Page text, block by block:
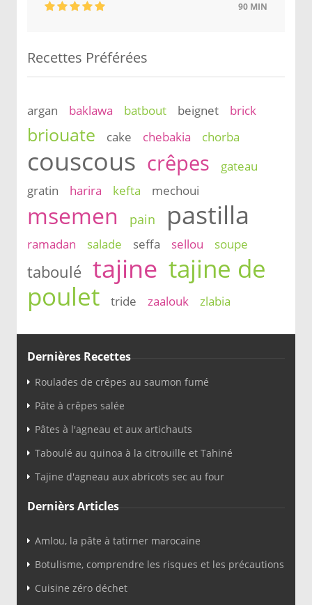
90 MIN
Recettes Préférées
argan baklawa batbout beignet brick
briouate cake chebakia chorba
couscous crêpes
gateau
gratin
harira kefta mechoui
msemen pain pastilla
ramadan salade seffa sellou soupe
taboulé tajine tajine de
poulet
tride zaalouk zlabia
Dernières Recettes
Roulades de crêpes au saumon fumé
Pâte à crêpes salée
Pâtes à l'agneau et aux artichauts
Taboulé au quinoa à la citrouille et Tahiné
Tajine d'agneau aux abricots sec au four
Dernièrs Articles
Amlou, la pâte à tatirner marocaine
Botulisme, comprendre les risques et les précautions
Cuisine zéro déchet